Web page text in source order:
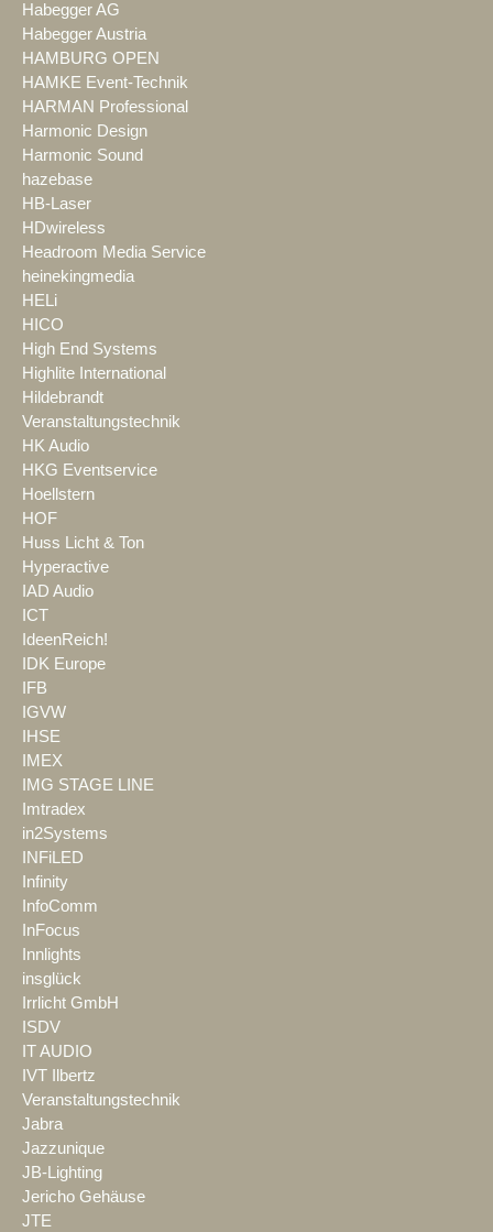
Habegger AG
Habegger Austria
HAMBURG OPEN
HAMKE Event-Technik
HARMAN Professional
Harmonic Design
Harmonic Sound
hazebase
HB-Laser
HDwireless
Headroom Media Service
heinekingmedia
HELi
HICO
High End Systems
Highlite International
Hildebrandt
Veranstaltungstechnik
HK Audio
HKG Eventservice
Hoellstern
HOF
Huss Licht & Ton
Hyperactive
IAD Audio
ICT
IdeenReich!
IDK Europe
IFB
IGVW
IHSE
IMEX
IMG STAGE LINE
Imtradex
in2Systems
INFiLED
Infinity
InfoComm
InFocus
Innlights
insglück
Irrlicht GmbH
ISDV
IT AUDIO
IVT Ilbertz
Veranstaltungstechnik
Jabra
Jazzunique
JB-Lighting
Jericho Gehäuse
JTE